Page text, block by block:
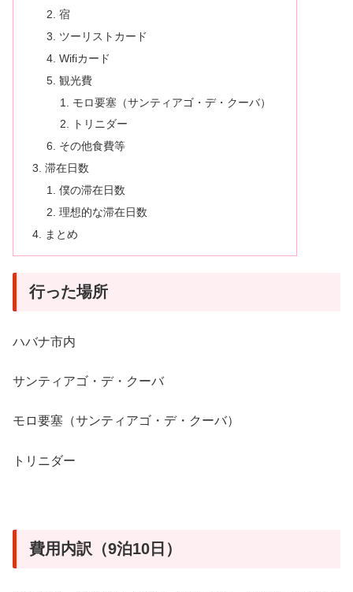
宿
ツーリストカード
Wifiカード
観光費
モロ要塞（サンティアゴ・デ・クーバ）
トリニダー
その他食費等
滞在日数
僕の滞在日数
理想的な滞在日数
まとめ
行った場所
ハバナ市内
サンティアゴ・デ・クーバ
モロ要塞（サンティアゴ・デ・クーバ）
トリニダー
費用内訳（9泊10日）